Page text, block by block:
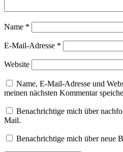
Name *
E-Mail-Adresse *
Website
Name, E-Mail-Adresse und
meinen nächsten Kommentar
Benachrichtige mich über
Mail.
Benachrichtige mich über neue